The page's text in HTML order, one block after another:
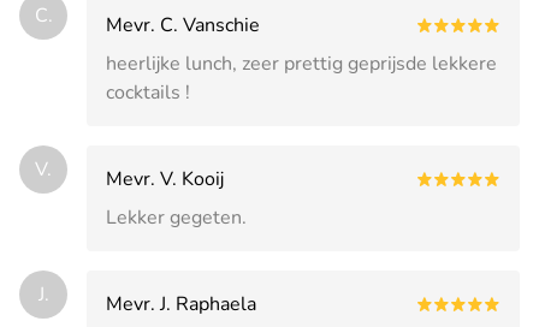
C.
Mevr. C. Vanschie
heerlijke lunch, zeer prettig geprijsde lekkere
cocktails !
V.
Mevr. V. Kooij
Lekker gegeten.
J.
Mevr. J. Raphaela